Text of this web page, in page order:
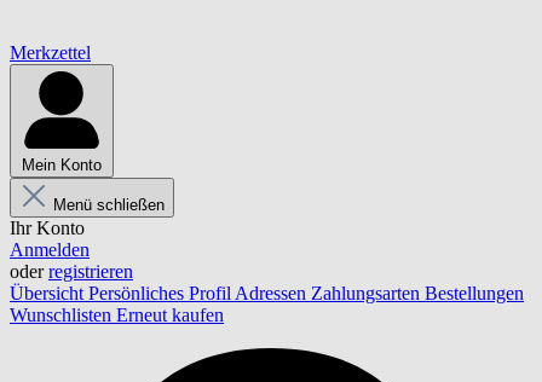
Merkzettel
Mein Konto
Menü schließen
Ihr Konto
Anmelden
oderregistrieren
Übersicht Persönliches Profil Adressen Zahlungsarten Bestellungen
Wunschlisten Erneut kaufen